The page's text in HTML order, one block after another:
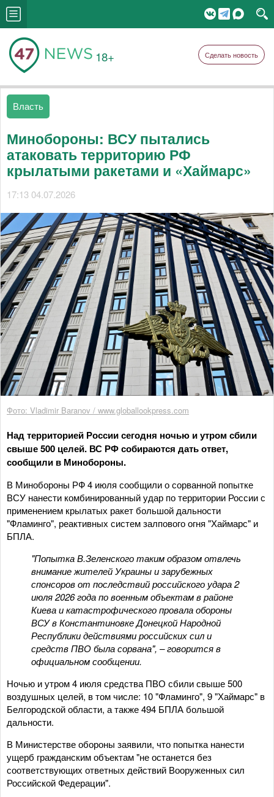
18+ Сделать новость
Власть
Минобороны: ВСУ пытались
атаковать территорию РФ
крылатыми ракетами и «Хаймарс»
17:13 04.07.2026
Фото: Vladimir Baranov / www.globallookpress.com
Над территорией России сегодня ночью и утром сбили
свыше 500 целей. ВС РФ собираются дать ответ,
сообщили в Минобороны.
В Минобороны РФ 4 июля сообщили о сорванной попытке
ВСУ нанести комбинированный удар по территории России с
применением крылатых ракет большой дальности
"Фламинго", реактивных систем залпового огня "Хаймарс" и
БПЛА.
"️Попытка В.Зеленского таким образом отвлечь
внимание жителей Украины и зарубежных
спонсоров от последствий российского удара 2
июля 2026 года по военным объектам в районе
Киева и катастрофического провала обороны
ВСУ в Константиновке Донецкой Народной
Республики действиями российских сил и
средств ПВО была сорвана", – говорится в
официальном сообщении.
Ночью и утром 4 июля средства ПВО сбили свыше 500
воздушных целей, в том числе: 10 "Фламинго", 9 "Хаймарс" в
Белгородской области, а также 494 БПЛА большой
дальности.
В Министерстве обороны заявили, что ️попытка нанести
ущерб гражданским объектам "не останется без
соответствующих ответных действий Вооруженных сил
Российской Федерации".